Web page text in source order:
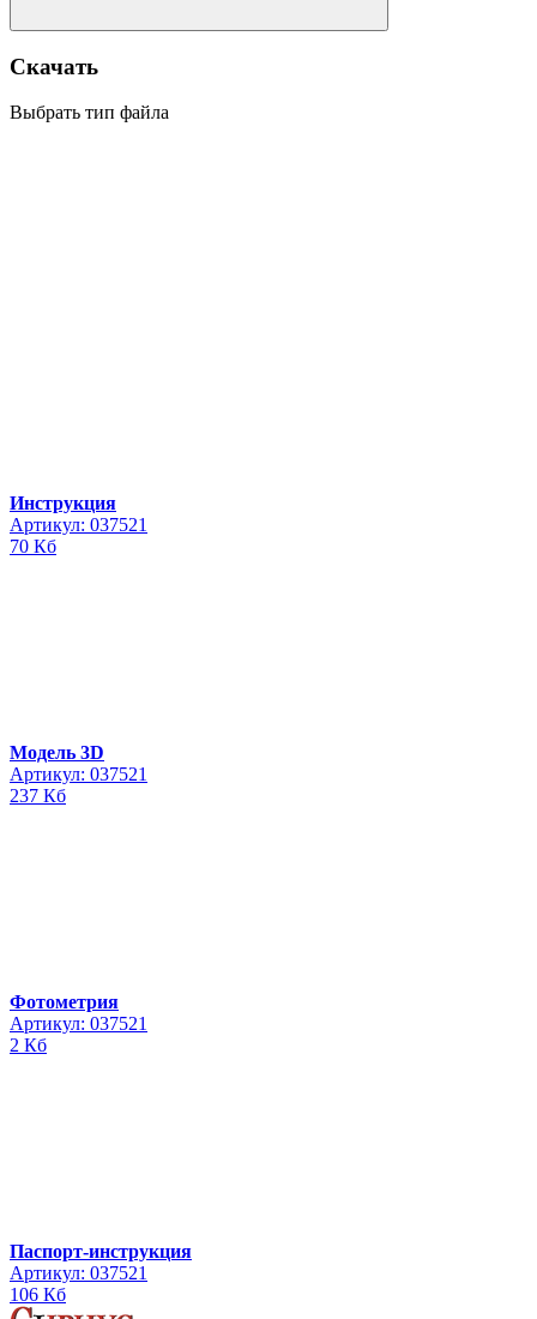
Скачать
Выбрать тип файла
Инструкция
Артикул: 037521
70 Кб
Модель 3D
Артикул: 037521
237 Кб
Фотометрия
Артикул: 037521
2 Кб
Паспорт-инструкция
Артикул: 037521
106 Кб